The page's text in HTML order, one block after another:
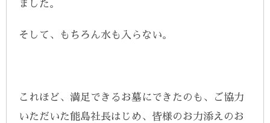
ました。
そして、もちろん水も入らない。
これほど、満足できるお墓にできたのも、ご協力
いただいた能島社長はじめ、皆様のお力添えのお